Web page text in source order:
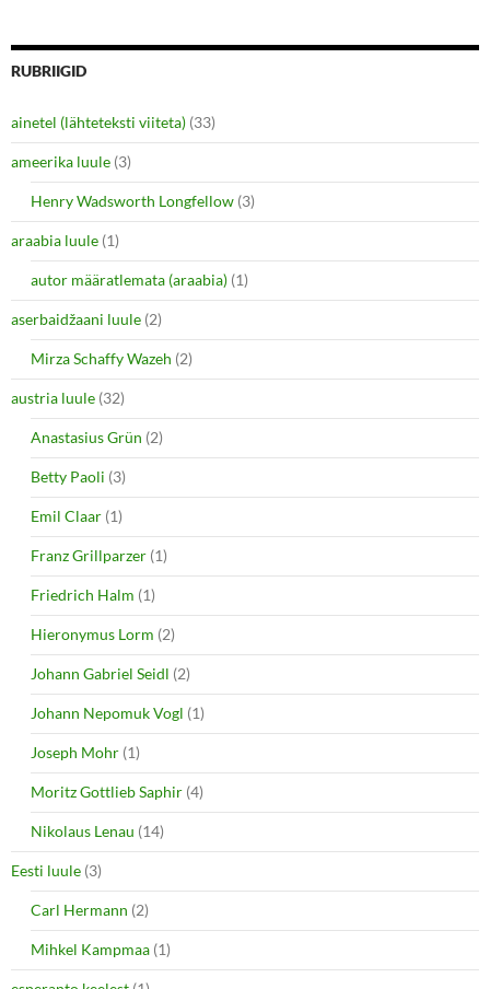
e
o
n
t
t
e
r
(
O
p
e
n
n
n
w
w
i
n
d
o
)
e
o
e
b
o
o
k
(
O
p
e
n
i
n
n
e
w
w
i
n
d
w
)
RUBRIIGID
ainetel (lähteteksti viiteta) (33)
ameerika luule (3)
Henry Wadsworth Longfellow (3)
araabia luule (1)
autor määratlemata (araabia) (1)
aserbaidžaani luule (2)
Mirza Schaffy Wazeh (2)
austria luule (32)
Anastasius Grün (2)
Betty Paoli (3)
Emil Claar (1)
Franz Grillparzer (1)
Friedrich Halm (1)
Hieronymus Lorm (2)
Johann Gabriel Seidl (2)
Johann Nepomuk Vogl (1)
Joseph Mohr (1)
Moritz Gottlieb Saphir (4)
Nikolaus Lenau (14)
Eesti luule (3)
Carl Hermann (2)
Mihkel Kampmaa (1)